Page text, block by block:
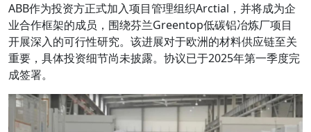
ABB作为投资方正式加入项目管理组织Arctial，并将成为企
业合作框架的成员，围绕芬兰Greentop低碳铝冶炼厂项目
开展深入的可行性研究。该进展对于欧洲的材料供应链至关
重要，具体投资细节尚未披露。协议已于2025年第一季度完
成签署。